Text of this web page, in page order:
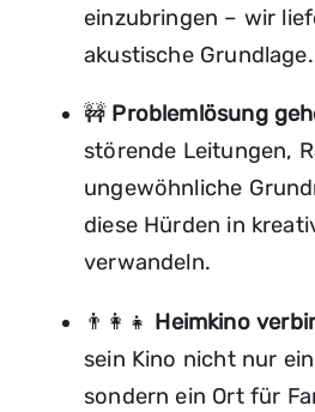
einzubringen – wir
akustische Grundlage.
🚧 Problemlösung
störende Leitungen,
ungewöhnliche
diese Hürden in
verwandeln.
👨‍👩‍👧 Heimkino
sein Kino nicht nur
sondern ein Ort für